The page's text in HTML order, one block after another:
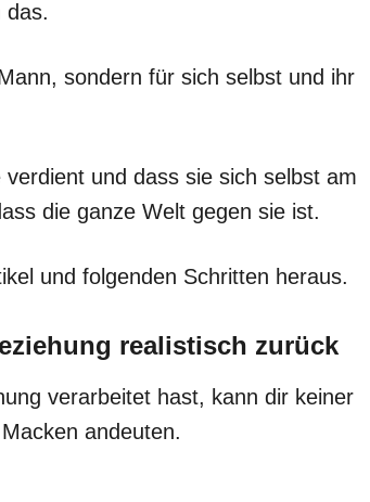
das.
sondern für sich selbst und ihr
und dass sie sich selbst am
die ganze Welt gegen sie ist.
und folgenden Schritten heraus.
realistisch zurück
verarbeitet hast, kann dir keiner
andeuten.